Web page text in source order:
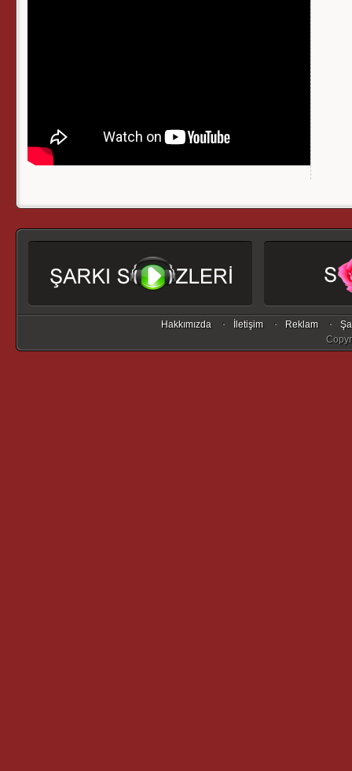
Hakkımızda İletişim Reklam